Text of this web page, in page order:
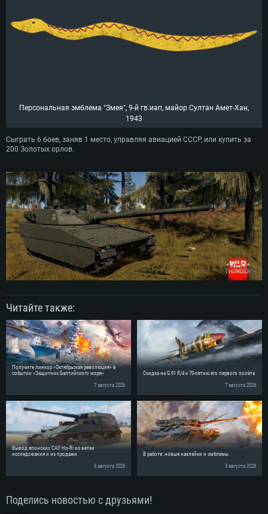
Персональная эмблема "Змея", 9-й гв.иап, майор Султан Амет-Хан,
1943
Сыграть 6 боев, заняв 1 место, управляя авиацией СССР, или купить за
200 Золотых орлов.
Читайте также:
Получите линкор «Октябрьская революция» в
событии «Защитник Балтийского моря»
7 августа 2026
Скидка на G.91 R/4 к 70-летию его первого полёта
7 августа 2026
Вывод японских САУ Ho-Ri из ветки
исследования и из продажи
6 августа 2026
В работе: новые наклейки и эмблемы
3 августа 2026
Поделись новостью с друзьями!